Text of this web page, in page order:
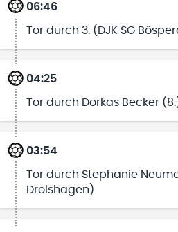
06:46
Tor durch 3. (DJK SG
04:25
Tor durch Dorkas Becker
03:54
Tor durch Stephanie
Drolshagen)